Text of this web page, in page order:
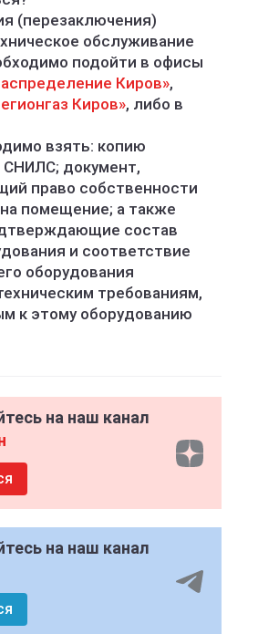
(перезаключения)
обслуживание
подойти в офисы
Киров»,
Киров», либо в
взять: копию
СНИЛС; документ,
право собственности
помещение; а также
состав
и соответствие
оборудования
требованиям,
к этому оборудованию
на наш канал
на наш канал